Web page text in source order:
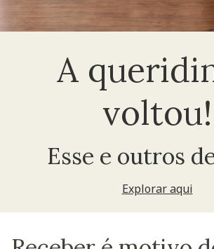
A
voltou!
Esse e outros
Explorar aqui